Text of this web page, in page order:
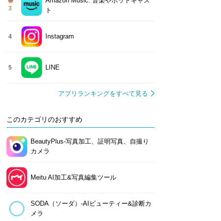
3
ト
4 Instagram
5 LINE
アプリランキングをすべて見る
このカテゴリのおすすめ
BeautyPlus-写真加工、証明写真、自撮り
カメラ
Meitu AI加工&写真編集ツール
SODA（ソーダ）-AIビューティー&診断カ
メラ